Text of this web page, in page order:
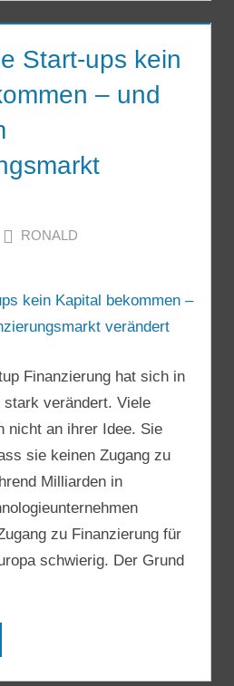
Start-ups kein
– und
RONALD
Finanzierung hat sich in
verändert. Viele
nicht an ihrer Idee. Sie
sie keinen Zugang zu
Milliarden in
zu Finanzierung für
schwierig. Der Grund